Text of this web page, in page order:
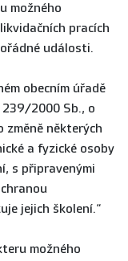
možného
pracích
události.
obecním úřadě
2000 Sb., o
změně některých
a fyzické osoby
s připravenými
jejich školení.“
možného